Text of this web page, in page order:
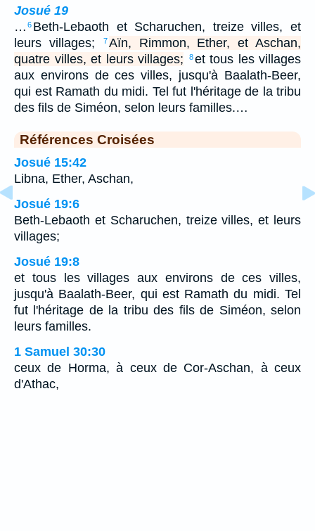
Josué 19
… 6 Beth-Lebaoth et Scharuchen, treize villes, et
leurs villages;
7Aïn, Rimmon, Ether, et Aschan,
quatre villes, et leurs villages;
8 et tous les villages
aux environs de ces villes, jusqu'à Baalath-Beer,
qui est Ramath du midi. Tel fut l'héritage de la tribu
des fils de Siméon, selon leurs familles.…
Références Croisées
Josué 15:42
Libna, Ether, Aschan,
Josué 19:6
Beth-Lebaoth et Scharuchen, treize villes, et leurs
villages;
Josué 19:8
et tous les villages aux environs de ces villes,
jusqu'à Baalath-Beer, qui est Ramath du midi. Tel
fut l'héritage de la tribu des fils de Siméon, selon
leurs familles.
1 Samuel 30:30
ceux de Horma, à ceux de Cor-Aschan, à ceux
d'Athac,